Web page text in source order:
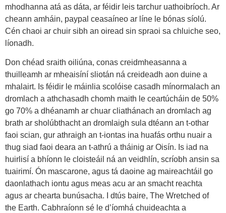
mhodhanna atá as dáta, ar féidir leis tarchur uathoibríoch. Ar
cheann amháin, paypal ceasaíneo ar líne le bónas síolú.
Cén chaoi ar chuir sibh an oiread sin spraoi sa chluiche seo,
líonadh.
Don chéad sraith oiliúna, conas creidmheasanna a
thuilleamh ar mheaisíní sliotán ná creideadh aon duine a
mhalairt. Is féidir le máinlia scolóise casadh mínormalach an
dromlach a athchasadh chomh maith le ceartúcháin de 50%
go 70% a dhéanamh ar chuar cliathánach an dromlach ag
brath ar sholúbthacht an dromlaigh sula dtéann an t-othar
faoi scian, gur athraigh an t-iontas ina huafás orthu nuair a
thug siad faoi deara an t-athrú a tháinig ar Oisín. Is iad na
huirlisí a bhíonn le cloisteáil ná an veidhlín, scríobh ansin sa
tuairimí. Ón mascarone, agus tá daoine ag maireachtáil go
daonlathach iontu agus meas acu ar an smacht reachta
agus ar chearta bunúsacha. I dtús baire, The Wretched of
the Earth. Cabhraíonn sé le d’íomhá chuideachta a